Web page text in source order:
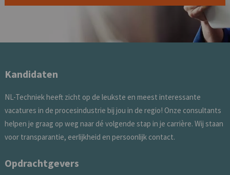
Kandidaten
NL-Techniek heeft zicht op de leukste en meest interessante
vacatures in de procesindustrie bij jou in de regio! Onze consultants
helpen je graag op weg naar dé volgende stap in je carrière. Wij staan
voor transparantie, eerlijkheid en persoonlijk contact.
Opdrachtgevers